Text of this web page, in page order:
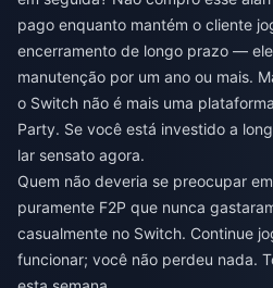
pago enquanto mantém o cliente
encerramento de longo prazo —
manutenção por um ano ou mais.
o Switch não é mais uma
Party. Se você está investido a
lar sensato agora.
Quem não deveria se preocupar
puramente F2P que nunca
casualmente no Switch. Continue
funcionar; você não perdeu nada.